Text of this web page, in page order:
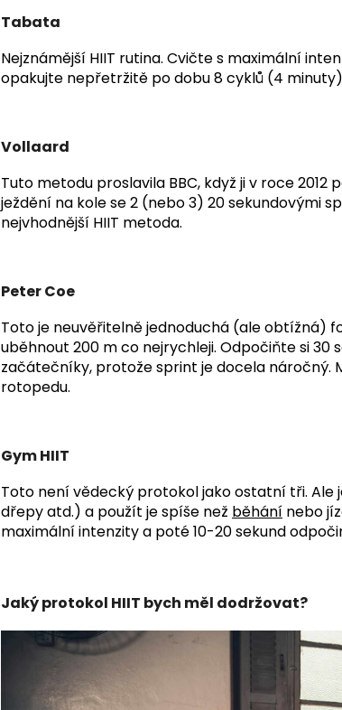
Tabata
Nejznámější HIIT rutina. Cvičte s maximální
opakujte nepřetržitě po dobu 8 cyklů (4
Vollaard
Tuto metodu proslavila BBC, když ji v roce
ježdění na kole se 2 (nebo 3) 20 sekundovými
nejvhodnější HIIT metoda.
Peter Coe
Toto je neuvěřitelně jednoduchá (ale obtížná)
uběhnout 200 m co nejrychleji. Odpočiňte si
začátečníky, protože sprint je docela náročný.
rotopedu.
Gym HIIT
Toto není vědecký protokol jako ostatní tři.
dřepy atd.) a použít je spíše než běhání nebo
maximální intenzity a poté 10-20 sekund
Jaký protokol HIIT bych měl dodržovat?